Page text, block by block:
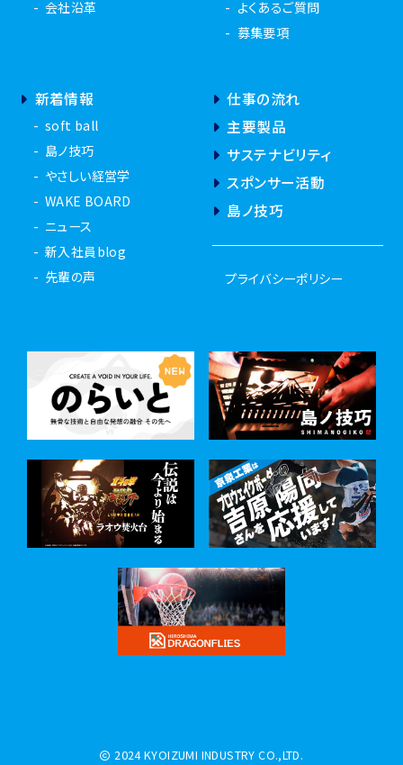
会社沿革
よくあるご質問
募集要項
新着情報
soft ball
島ノ技巧
やさしい経営学
WAKE BOARD
ニュース
新入社員blog
先輩の声
仕事の流れ
主要製品
サステナビリティ
スポンサー活動
島ノ技巧
プライバシーポリシー
2024 KYOIZUMI INDUSTRY CO.,LTD.